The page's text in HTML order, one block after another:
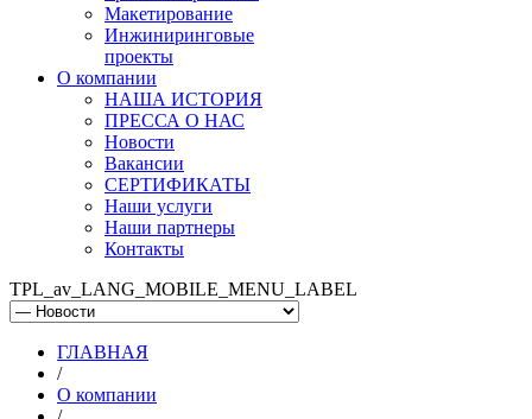
Макетирование
Инжиниринговые
проекты
О компании
НАША ИСТОРИЯ
ПРЕССА О НАС
Новости
Вакансии
СЕРТИФИКАТЫ
Наши услуги
Наши партнеры
Контакты
TPL_av_LANG_MOBILE_MENU_LABEL
ГЛАВНАЯ
/
О компании